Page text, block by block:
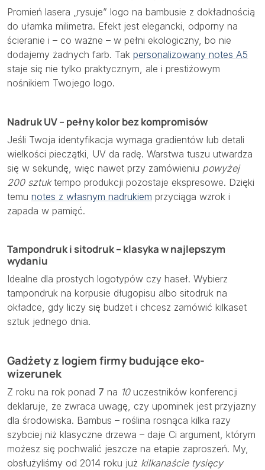
Promień lasera „rysuje” logo na bambusie z dokładnością
do ułamka milimetra. Efekt jest elegancki, odporny na
ścieranie i – co ważne – w pełni ekologiczny, bo nie
dodajemy żadnych farb. Tak personalizowany notes A5
staje się nie tylko praktycznym, ale i prestiżowym
nośnikiem Twojego logo.
Nadruk UV – pełny kolor bez kompromisów
Jeśli Twoja identyfikacja wymaga gradientów lub detali
wielkości pieczątki, UV da radę. Warstwa tuszu utwardza
się w sekundę, więc nawet przy zamówieniu powyżej
200 sztuktempo produkcji pozostaje ekspresowe. Dzięki
temu notes z własnym nadrukiem przyciąga wzrok i
zapada w pamięć.
Tampondruk i sitodruk – klasyka w najlepszym
wydaniu
Idealne dla prostych logotypów czy haseł. Wybierz
tampondruk na korpusie długopisu albo sitodruk na
okładce, gdy liczy się budżet i chcesz zamówić kilkaset
sztuk jednego dnia.
Gadżety z logiem firmy budujące eko-
wizerunek
Z roku na rok ponad 7 na 10uczestników konferencji
deklaruje, że zwraca uwagę, czy upominek jest przyjazny
dla środowiska. Bambus – roślina rosnąca kilka razy
szybciej niż klasyczne drzewa – daje Ci argument, którym
możesz się pochwalić jeszcze na etapie zaproszeń. My,
obsłużyliśmy od 2014 roku już kilkanaście tysięcy